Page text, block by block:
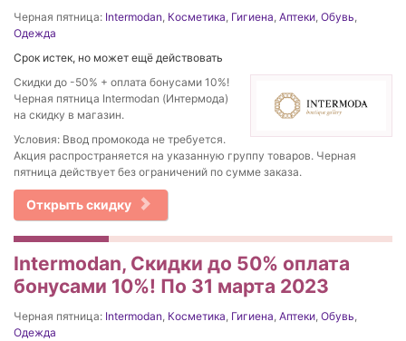
Черная пятница: Intermodan, Косметика, Гигиена, Аптеки, Обувь,
Одежда
Срок истек, но может ещё действовать
Скидки до -50% + оплата бонусами 10%!
Черная пятница Intermodan (Интермода)
на скидку в магазин.
Условия: Ввод промокода не требуется.
Акция распространяется на указанную группу товаров. Черная
пятница действует без ограничений по сумме заказа.
Открыть скидку
Intermodan, Скидки до 50% оплата
бонусами 10%! По 31 марта 2023
Черная пятница: Intermodan, Косметика, Гигиена, Аптеки, Обувь,
Одежда